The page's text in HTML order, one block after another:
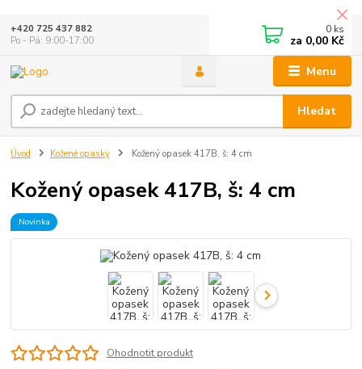
Menu
Hledat
+420 725 437 882
Po - Pá: 9:00-17:00
0 ks
za 0,00 Kč
Úvod Kožené opasky Kožený opasek 417B, š: 4 cm
Kožený opasek 417B, š: 4 cm
Novinka
Ohodnotit produkt